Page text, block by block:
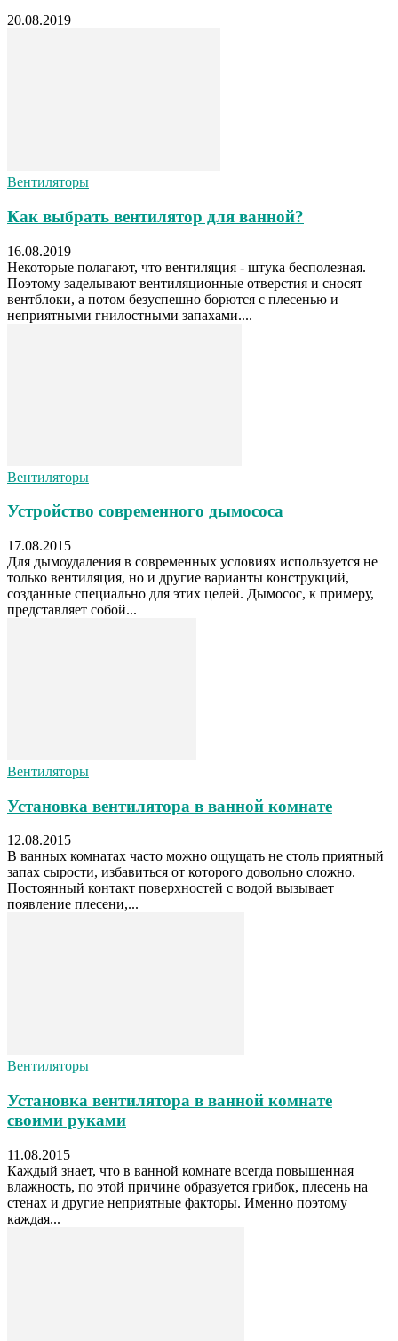
20.08.2019
Вентиляторы
Как выбрать вентилятор для ванной?
16.08.2019
Некоторые полагают, что вентиляция - штука бесполезная.
Поэтому заделывают вентиляционные отверстия и сносят
вентблоки, а потом безуспешно борются с плесенью и
неприятными гнилостными запахами....
Вентиляторы
Устройство современного дымососа
17.08.2015
Для дымоудаления в современных условиях используется не
только вентиляция, но и другие варианты конструкций,
созданные специально для этих целей. Дымосос, к примеру,
представляет собой...
Вентиляторы
Установка вентилятора в ванной комнате
12.08.2015
В ванных комнатах часто можно ощущать не столь приятный
запах сырости, избавиться от которого довольно сложно.
Постоянный контакт поверхностей с водой вызывает
появление плесени,...
Вентиляторы
Установка вентилятора в ванной комнате
своими руками
11.08.2015
Каждый знает, что в ванной комнате всегда повышенная
влажность, по этой причине образуется грибок, плесень на
стенах и другие неприятные факторы. Именно поэтому
каждая...